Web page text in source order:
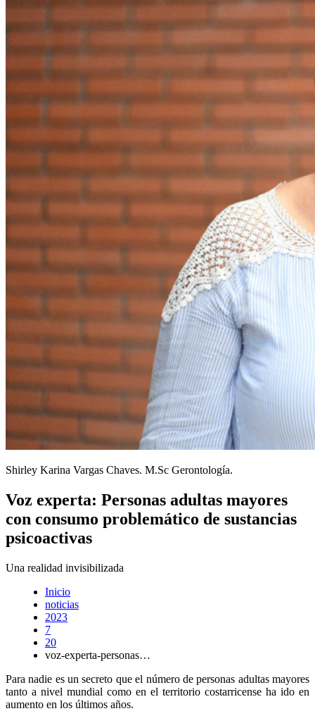
Shirley Karina Vargas Chaves. M.Sc Gerontología.
Voz experta: Personas adultas mayores
con consumo problemático de sustancias
psicoactivas
Una realidad invisibilizada
Inicio
noticias
2023
7
20
voz-experta-personas…
Para nadie es un secreto que el número de personas adultas mayores
tanto a nivel mundial como en el territorio costarricense ha ido en
aumento en los últimos años.